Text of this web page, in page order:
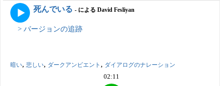
死んでいる - による David Fesliyan
> バージョンの追跡
暗い, 悲しい, ダークアンビエント , ダイアログのナレーション
02:11